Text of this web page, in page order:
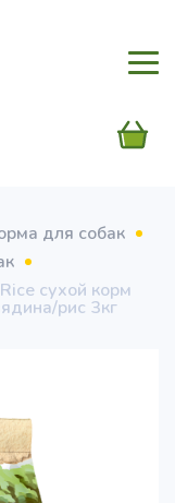
для собак
сухой корм
рис 3кг